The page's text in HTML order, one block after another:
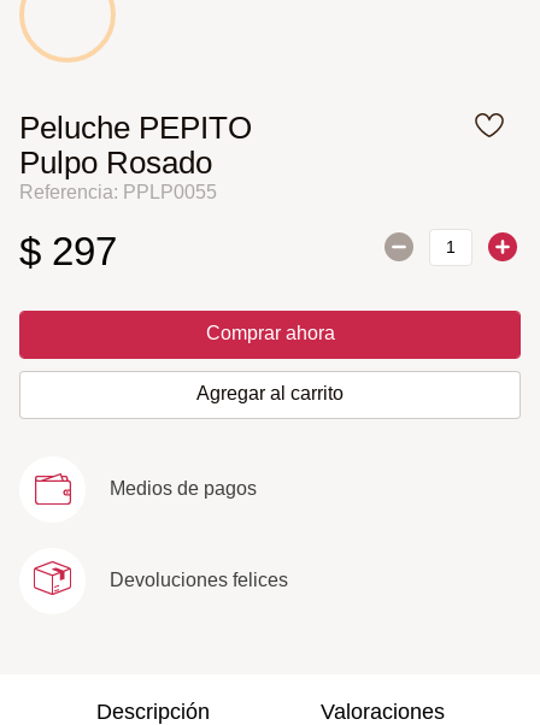
Peluche PEPITO
Pulpo Rosado
Referencia: PPLP0055
$ 297
Comprar ahora
Agregar al carrito
Medios de pagos
Devoluciones felices
Descripción Valoraciones